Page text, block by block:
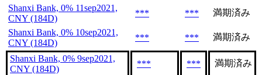
Shanxi Bank, 0% 11sep2021,
CNY (184D)
*** ***
満期済み
Shanxi Bank, 0% 10sep2021,
CNY (184D)
*** *** 満期済み
Shanxi Bank, 0% 9sep2021,
CNY (184D)
*** *** 満期済み